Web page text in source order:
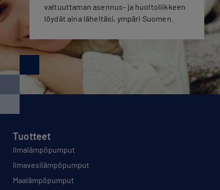
valtuuttaman asennus- ja huoltoliikkeen
löydät aina läheltäsi, ympäri Suomen.
Tuotteet
Ilmalämpöpumput
Ilmavesilämpöpumput
Maalämpöpumput